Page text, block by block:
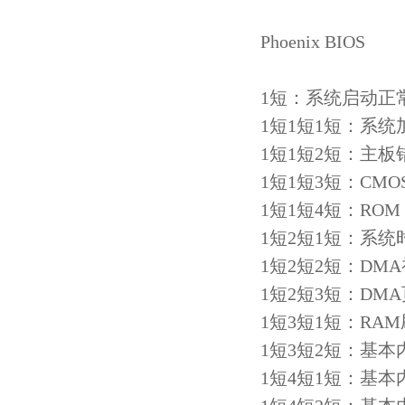
Phoenix BIOS
1短：系统启动正
1短1短1短：系
1短1短2短：主板
1短1短3短：
1短1短4短：
1短2短1短：系统
1短2短2短：
1短2短3短：
1短3短1短：
1短3短2短：基本
1短4短1短：基本